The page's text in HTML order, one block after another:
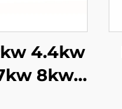
4.4kw
8kw